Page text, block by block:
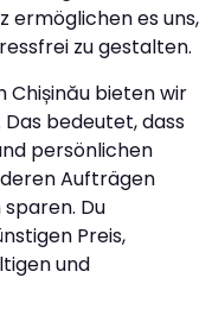
ermöglichen es uns,
zu gestalten.
Chișinău bieten wir
Das bedeutet, dass
persönlichen
Aufträgen
Du
Preis,
und